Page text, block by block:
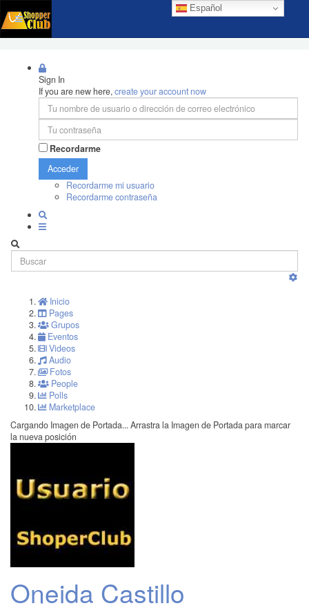
Español
Sign In
If you are new here,create your account now
Recordarme
Acceder
Recordarme mi usuario
Recordarme contraseña
Inicio
Pages
Grupos
Eventos
Videos
Audio
Fotos
People
Polls
Marketplace
Cargando Imagen de Portada... Arrastra la Imagen de Portada para marcar
la nueva posición
Oneida Castillo